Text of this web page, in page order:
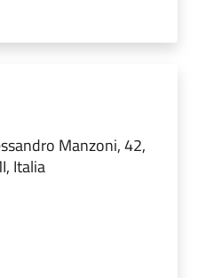
Manzoni, 42,
Italia